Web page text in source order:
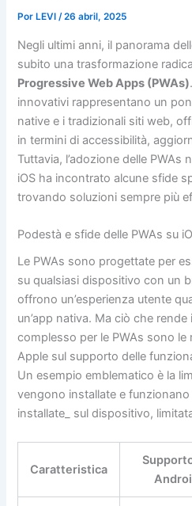
Por LEVI/26 abril, 2025
Negli ultimi anni, il panorama
subito una trasformazione
Progressive Web Apps (PWAs)
innovativi rappresentano un
native e i tradizionali siti web,
in termini di accessibilità,
Tuttavia, l’adozione delle
iOS ha incontrato alcune sfide
trovando soluzioni sempre più
Podestà e sfide delle PWAs su
Le PWAs sono progettate per
su qualsiasi dispositivo con un
offrono un’esperienza utente
un’app nativa. Ma ciò che
complesso per le PWAs sono
Apple sul supporto delle
Un esempio emblematico è la
vengono installate e
installate_ sul dispositivo,
Caratteristica